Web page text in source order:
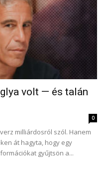
volt — és talán
0
milliárdosról szól. Hanem
át hagyta, hogy egy
gyűjtsön a...